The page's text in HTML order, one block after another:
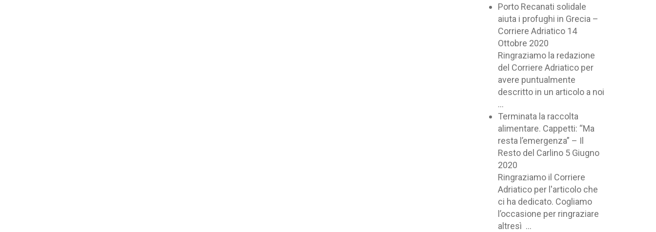
Porto Recanati solidale
aiuta i profughi in Grecia –
Corriere Adriatico14
Ottobre 2020
Ringraziamo la redazione
del Corriere Adriatico per
avere puntualmente
descritto in un articolo a noi
...
Terminata la raccolta
alimentare. Cappetti: “Ma
resta l’emergenza” – Il
Resto del Carlino5 Giugno
2020
Ringraziamo il Corriere
Adriatico per l'articolo che
ci ha dedicato. Cogliamo
l’occasione per ringraziare
altresì ...